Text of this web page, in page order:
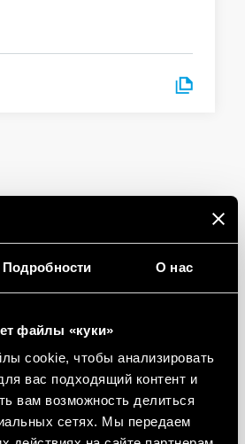
Подробности О нас
файлы «куки»
cookie, чтобы анализировать
вас подходящий контент и
вам возможность делиться
сетях. Мы передаем